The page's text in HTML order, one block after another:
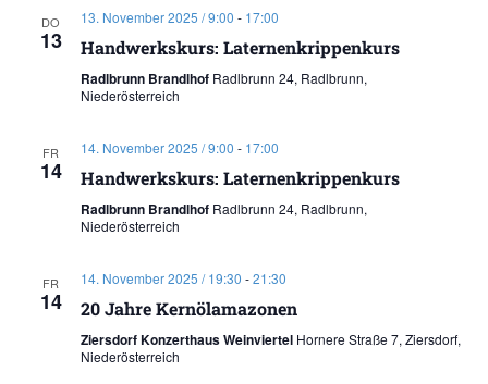
DO
13
13. November 2025 / 9:00 - 17:00
Handwerkskurs: Laternenkrippenkurs
Radlbrunn Brandlhof Radlbrunn 24, Radlbrunn,
Niederösterreich
FR
14
14. November 2025 / 9:00 - 17:00
Handwerkskurs: Laternenkrippenkurs
Radlbrunn Brandlhof Radlbrunn 24, Radlbrunn,
Niederösterreich
FR
14
14. November 2025 / 19:30 -21:30
20 Jahre Kernölamazonen
Ziersdorf Konzerthaus Weinviertel Hornere Straße 7, Ziersdorf,
Niederösterreich